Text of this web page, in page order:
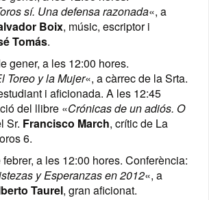
sí. Una defensa razonada«, a
Boix, músic, escriptor i
Tomás.
gener, a les 12:00 hores.
Toreo y la Mujer«, a càrrec de la Srta.
i aficionada. A les 12:45
del llibre «Crónicas de un adiós. O
Sr. Francisco March, crític de La
6.
a les 12:00 hores. Conferència:
y Esperanzas en 2012«, a
Taurel, gran aficionat.